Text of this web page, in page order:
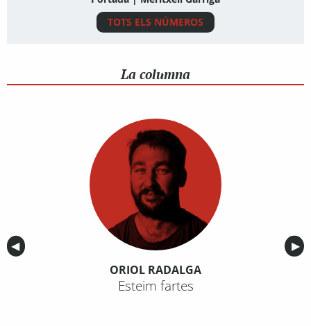
TOTS ELS NÚMEROS
La columna
Anterior
◀︎ ▶︎
ORIOL RADALGA
Esteim fartes